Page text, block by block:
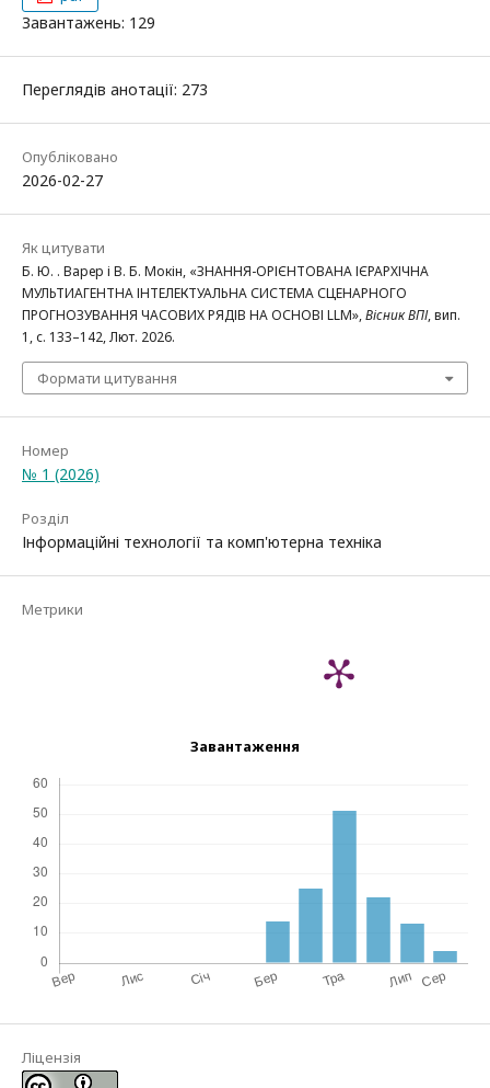
Завантажень: 129
Переглядів анотації: 273
Опубліковано
2026-02-27
Як цитувати
Б. Ю. . Варер і В. Б. Мокін, «ЗНАННЯ-ОРІЄНТОВАНА ІЄРАРХІЧНА
МУЛЬТИАГЕНТНА ІНТЕЛЕКТУАЛЬНА СИСТЕМА СЦЕНАРНОГО
ПРОГНОЗУВАННЯ ЧАСОВИХ РЯДІВ НА ОСНОВІ LLM»,Вісник ВПІ, вип.
1, с. 133–142, Лют. 2026.
Формати цитування
Номер
№ 1 (2026)
Розділ
Інформаційні технології та комп'ютерна техніка
Метрики
Завантаження
Ліцензія